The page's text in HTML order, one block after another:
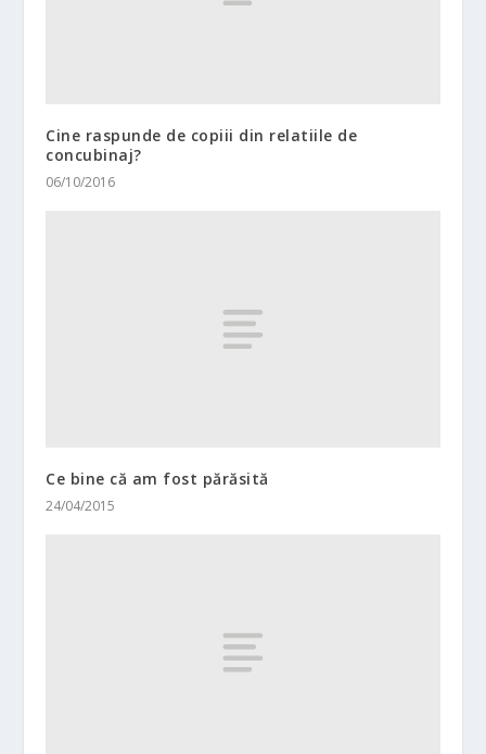
Cine raspunde de copiii din relatiile de
concubinaj?
06/10/2016
Ce bine că am fost părăsită
24/04/2015